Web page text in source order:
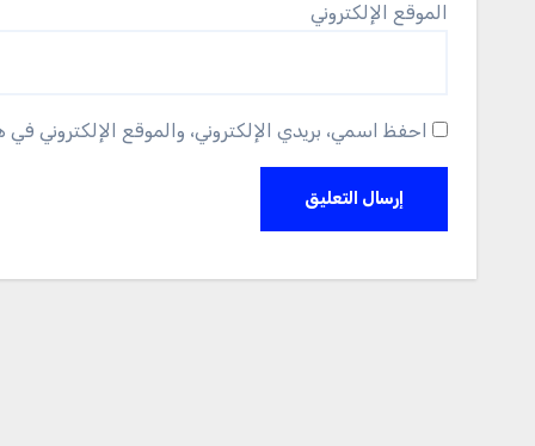
الموقع الإلكتروني
احفظ اسمي، بريدي الإلكتروني، والموقع الإلكتروني